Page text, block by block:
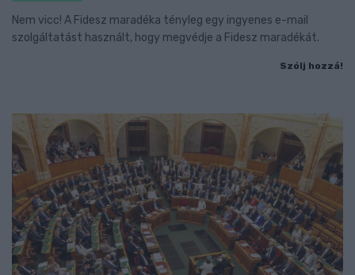
Nem vicc! A Fidesz maradéka tényleg egy ingyenes e-mail
szolgáltatást használt, hogy megvédje a Fidesz maradékát.
Szólj hozzá!